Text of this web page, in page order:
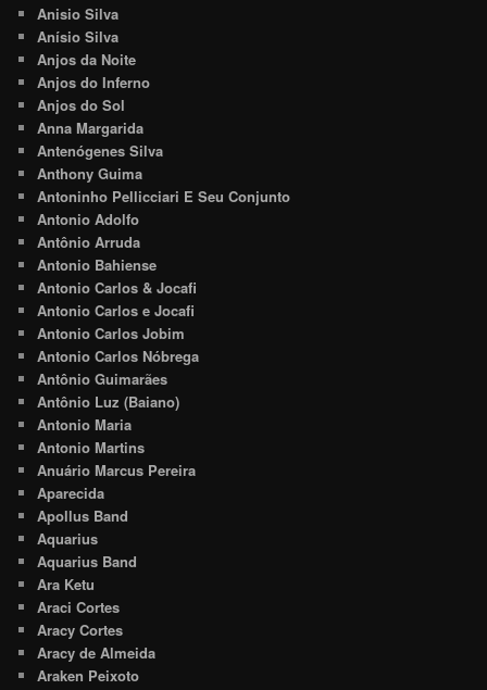
Anisio Silva
Anísio Silva
Anjos da Noite
Anjos do Inferno
Anjos do Sol
Anna Margarida
Antenógenes Silva
Anthony Guima
Antoninho Pellicciari E Seu Conjunto
Antonio Adolfo
Antônio Arruda
Antonio Bahiense
Antonio Carlos & Jocafi
Antonio Carlos e Jocafi
Antonio Carlos Jobim
Antonio Carlos Nóbrega
Antônio Guimarães
Antônio Luz (Baiano)
Antonio Maria
Antonio Martins
Anuário Marcus Pereira
Aparecida
Apollus Band
Aquarius
Aquarius Band
Ara Ketu
Araci Cortes
Aracy Cortes
Aracy de Almeida
Araken Peixoto